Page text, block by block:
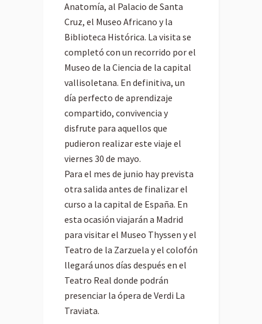
Anatomía, al Palacio de Santa
Cruz, el Museo Africano y la
Biblioteca Histórica. La visita se
completó con un recorrido por el
Museo de la Ciencia de la capital
vallisoletana. En definitiva, un
día perfecto de aprendizaje
compartido, convivencia y
disfrute para aquellos que
pudieron realizar este viaje el
viernes 30 de mayo.
Para el mes de junio hay prevista
otra salida antes de finalizar el
curso a la capital de España. En
esta ocasión viajarán a Madrid
para visitar el Museo Thyssen y el
Teatro de la Zarzuela y el colofón
llegará unos días después en el
Teatro Real donde podrán
presenciar la ópera de Verdi La
Traviata.